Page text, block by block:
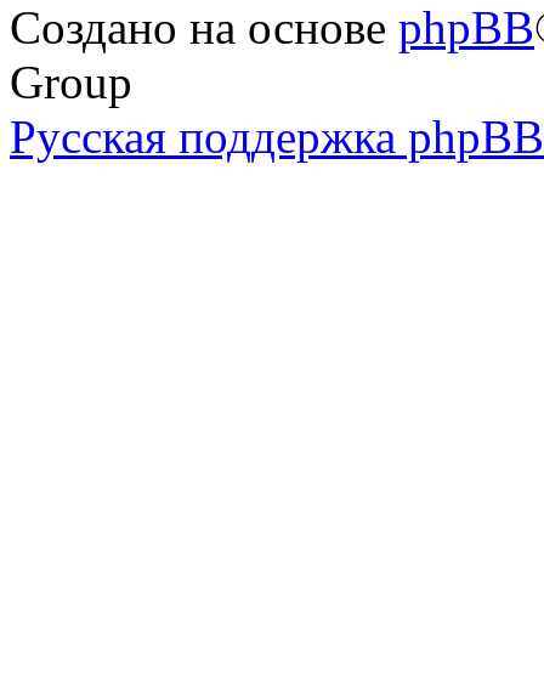
Создано на основе phpBB
Group
Русская поддержка phpBB